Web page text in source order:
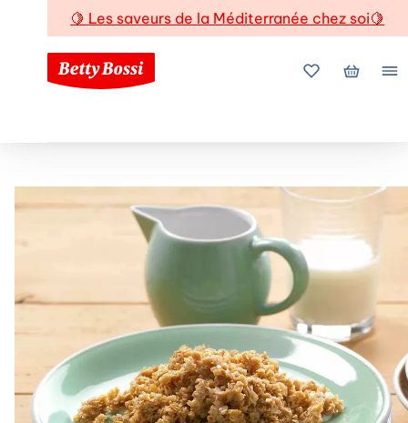
🍋 Les saveurs de la Méditerranée chez soi🍋
Mes favoris
Mon